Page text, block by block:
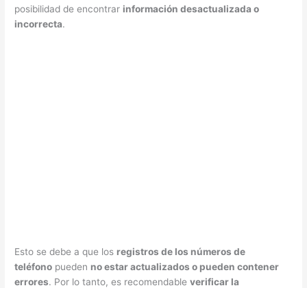
posibilidad de encontrar información desactualizada o
incorrecta.
Esto se debe a que los registros de los números de
teléfono pueden no estar actualizados o pueden contener
errores. Por lo tanto, es recomendableverificar la